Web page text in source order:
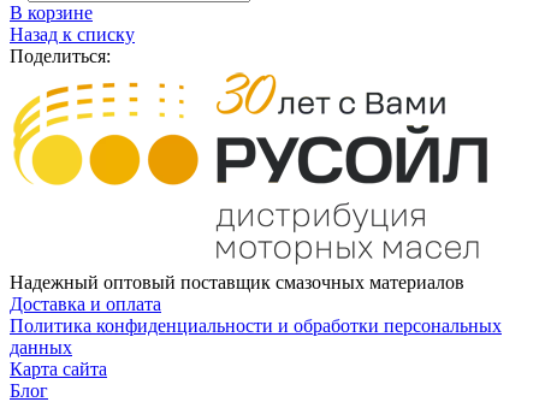
В корзине
Назад к списку
Поделиться:
Надежный оптовый поставщик смазочных материалов
Доставка и оплата
Политика конфиденциальности и обработки персональных
данных
Карта сайта
Блог